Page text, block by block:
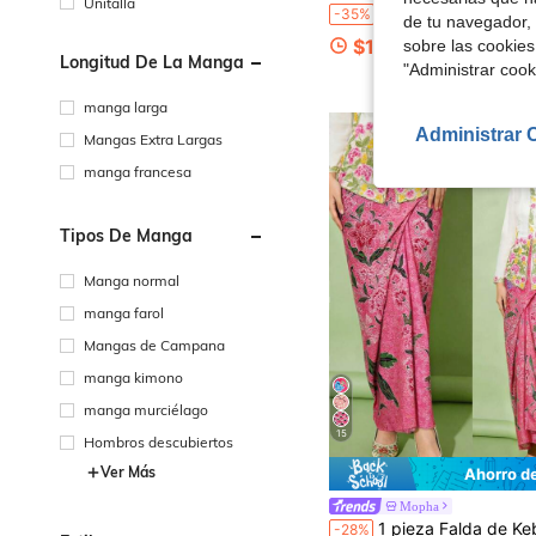
Longitud De La Manga
manga larga
Mangas Extra Largas
manga francesa
Tipos De Manga
Manga normal
manga farol
Mangas de Campana
manga kimono
manga murciélago
Hombros descubiertos
Ver Más
-35% Vestido árabe casual de fiesta con cuello alto y estampado
$13.58
15
Ahorro
Mopha
-28% 1 pieza Falda de Kebaya Nyonya elegante con estampado floral para mujer, primavera/verano, falda
de tu
sobre las
"Administrar
Administrar